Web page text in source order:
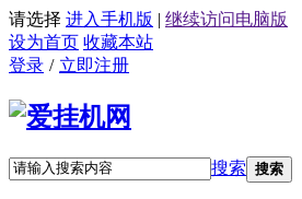
请选择 进入手机版 | 继续访问电脑版
设为首页 收藏本站
登录 / 立即注册
搜索 搜索